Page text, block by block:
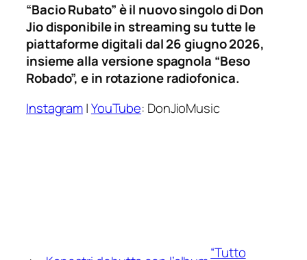
“Bacio Rubato” è il nuovo singolo di Don
Jio disponibile in streaming su tutte le
piattaforme digitali dal 26 giugno 2026,
insieme alla versione spagnola “Beso
Robado”, e in rotazione radiofonica.
Instagram|YouTube: DonJioMusic
“Tutto